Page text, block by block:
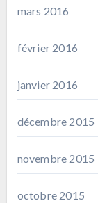
mars 2016
février 2016
janvier 2016
décembre 2015
novembre 2015
octobre 2015